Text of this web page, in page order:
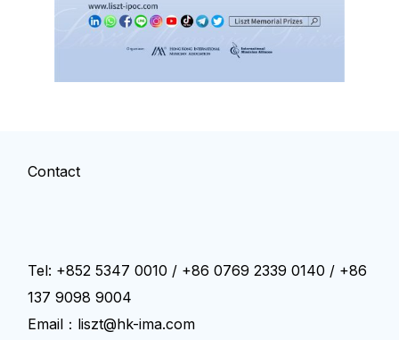
Contact
Tel: +852 5347 0010 / +86 0769 2339 0140 / +86
137 9098 9004
Email：liszt@hk-ima.com